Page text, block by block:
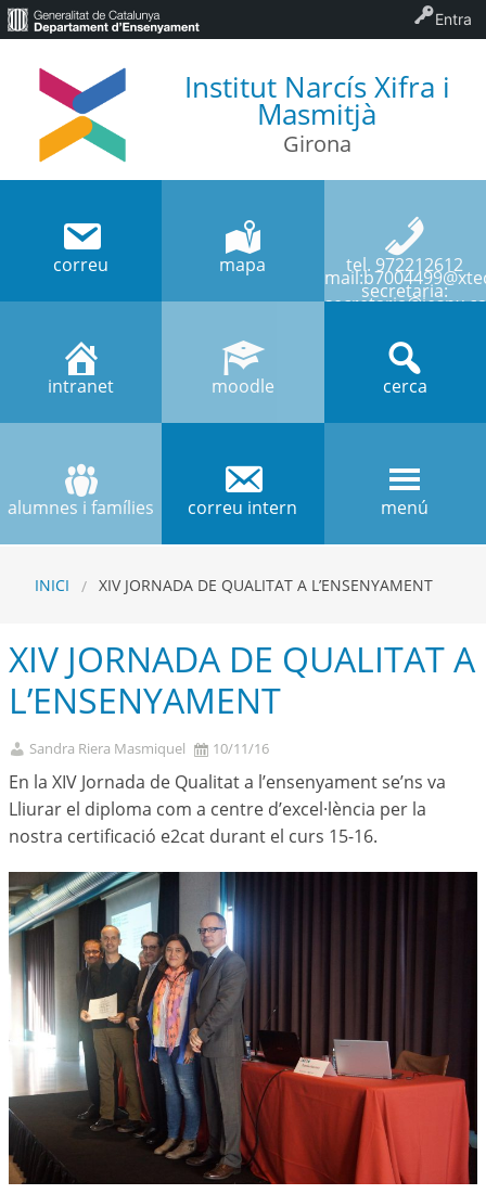
Institut Narcís Xifra i
Masmitjà
Girona
correu mapa tel. 972212612
secretaria:
intranet moodle cerca
alumnes i famílies correu intern menú
INICI XIV JORNADA DE QUALITAT A L’ENSENYAMENT
XIV JORNADA DE QUALITAT A
L’ENSENYAMENT
Sandra Riera Masmiquel 10/11/16
En la XIV Jornada de Qualitat a l’ensenyament se’ns va
Lliurar el diploma com a centre d’excel·lència per la
nostra certificació e2cat durant el curs 15-16.
Entra